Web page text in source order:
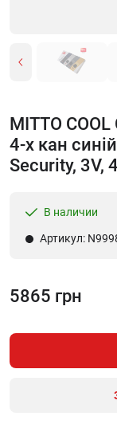
MITTO
4-х кан
Security, 3V,
В наличии
Артикул:
5865 грн